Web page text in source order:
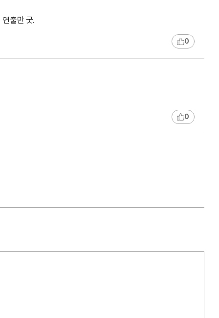
출만 굿.
0
0